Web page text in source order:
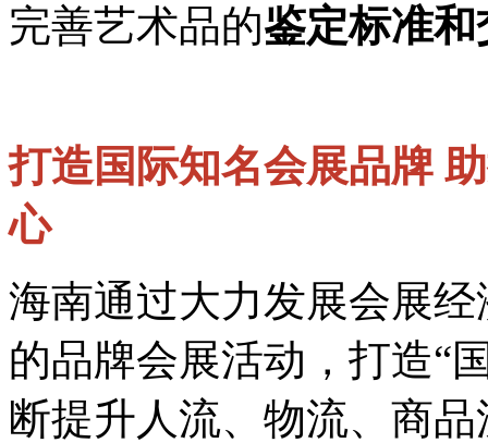
完善艺术品的鉴定标准
打造国际知名会展品牌
心
海南通过大力发展会展
的品牌会展活动，打造“
断提升人流、物流、商